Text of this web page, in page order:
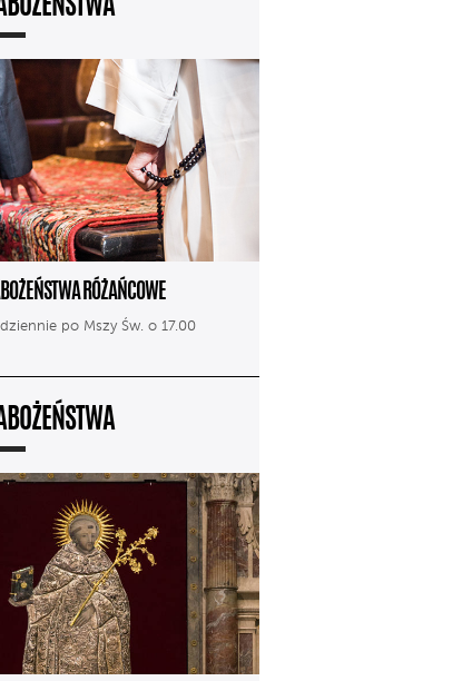
RÓŻAŃCOWE
po Mszy Św. o 17.00